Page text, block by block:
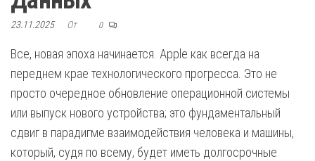
23.11.2025 От 0
Все, новая эпоха начинается. Apple как всегда на
переднем крае технологического прогресса. Это не
просто очередное обновление операционной системы
или выпуск нового устройства; это фундаментальный
сдвиг в парадигме взаимодействия человека и машины,
который, судя по всему, будет иметь долгосрочные